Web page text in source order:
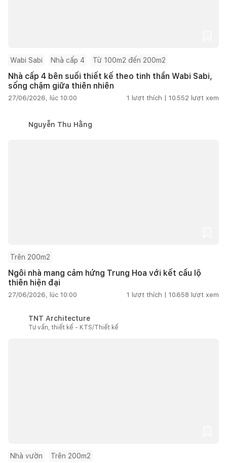
Wabi Sabi Nhà cấp 4 Từ 100m2 đến 200m2
Nhà cấp 4 bên suối thiết kế theo tinh thần Wabi Sabi,
sống chậm giữa thiên nhiên
27/06/2026, lúc 10:00 1 lượt thích | 10.552 lượt xem
Nguyễn Thu Hằng
Trên 200m2
Ngôi nhà mang cảm hứng Trung Hoa với kết cấu lộ
thiên hiện đại
27/06/2026, lúc 10:00 1 lượt thích | 10.658 lượt xem
TNT Architecture
Tư vấn, thiết kế - KTS/Thiết kế
Nhà vườn Trên 200m2